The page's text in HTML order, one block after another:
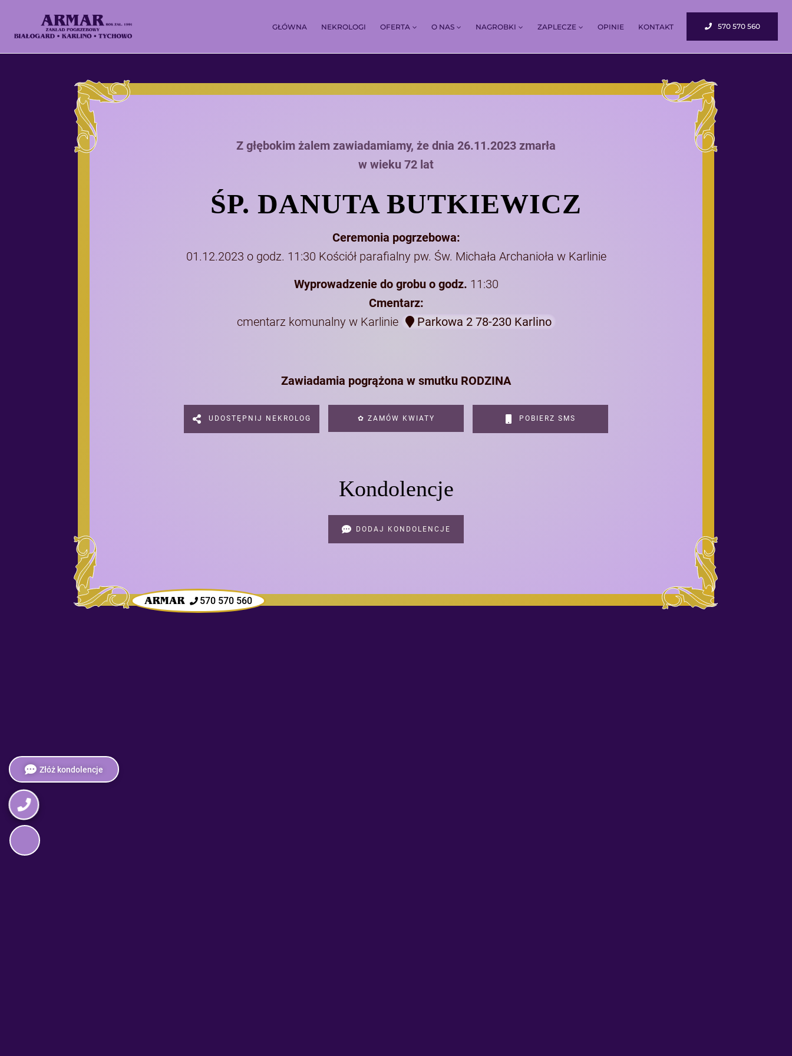
GŁÓWNA NEKROLOGI OFERTA O NAS NAGROBKI ZAPLECZE OPINIE KONTAKT 570 570 560
Z głębokim żalem zawiadamiamy, że dnia 26.11.2023 zmarła
w wieku 72 lat
ŚP. DANUTA BUTKIEWICZ
Ceremonia pogrzebowa:
01.12.2023 o godz. 11:30 Kościół parafialny pw. Św. Michała Archanioła w Karlinie
Wyprowadzenie do grobu o godz. 11:30
Cmentarz:
cmentarz komunalny w Karlinie
Parkowa 2 78-230 Karlino
Zawiadamia pogrążona w smutku RODZINA
UDOSTĘPNIJ NEKROLOG ✿ ZAMÓW KWIATY POBIERZ SMS
Kondolencje
DODAJ KONDOLENCJE
Złóż kondolencje
570 570 560